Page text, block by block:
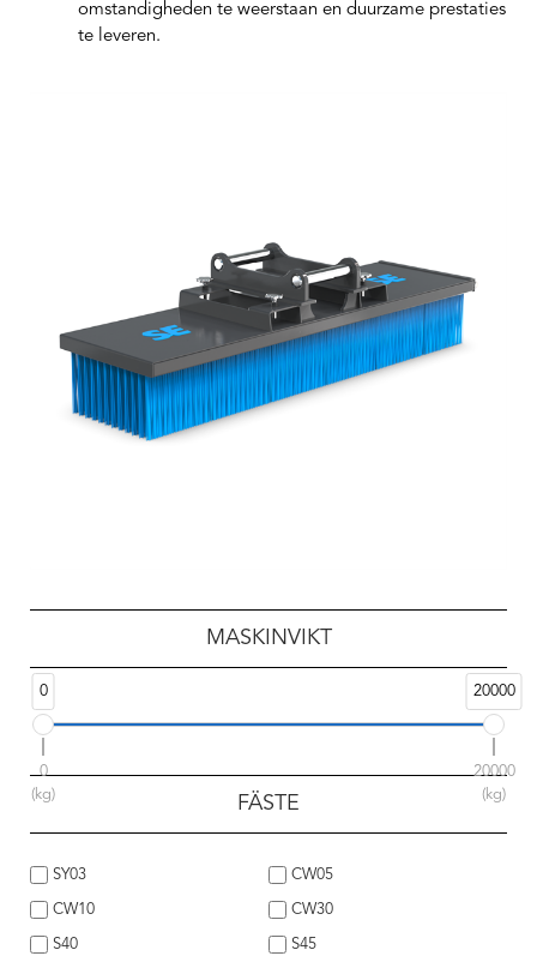
omstandigheden te weerstaan en duurzame prestaties
te leveren.
MASKINVIKT
0 20000
0
(kg)
20000
(kg)
FÄSTE
SY03 CW05
CW10 CW30
S40 S45